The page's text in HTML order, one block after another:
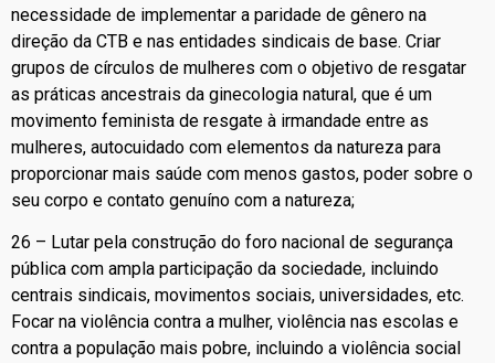
necessidade de implementar a paridade de gênero na
direção da CTB e nas entidades sindicais de base. Criar
grupos de círculos de mulheres com o objetivo de resgatar
as práticas ancestrais da ginecologia natural, que é um
movimento feminista de resgate à irmandade entre as
mulheres, autocuidado com elementos da natureza para
proporcionar mais saúde com menos gastos, poder sobre o
seu corpo e contato genuíno com a natureza;
26 – Lutar pela construção do foro nacional de segurança
pública com ampla participação da sociedade, incluindo
centrais sindicais, movimentos sociais, universidades, etc.
Focar na violência contra a mulher, violência nas escolas e
contra a população mais pobre, incluindo a violência social